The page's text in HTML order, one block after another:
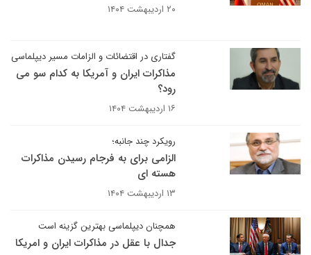
۲۰ اردیبهشت ۱۴۰۴
گفتاری در اقتضائات و الزامات مسیر دیپلماسی
مذاکرات ایران و آمریکا به کدام سو می
رود؟
۱۶ اردیبهشت ۱۴۰۴
رویکرد چند جانبه؛
الزامی برای به فرجام رسیدن مذاکرات
هسته ای
۱۳ اردیبهشت ۱۴۰۴
همچنان دیپلماسی بهترین گزینه است
جدال با عقل در مذاکرات ایران و امریکا